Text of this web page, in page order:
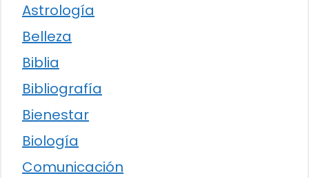
Astrología
Belleza
Biblia
Bibliografía
Bienestar
Biología
Comunicación